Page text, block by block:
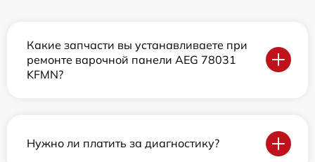
Какие запчасти вы устанавливаете при
ремонте варочной панели AEG 78031
KFMN?
Нужно ли платить за диагностику?